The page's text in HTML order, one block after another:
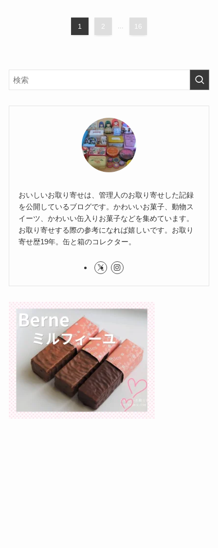
1 2 ... 16
おいしいお取り寄せは、管理人のお取り寄せした記録
を公開しているブログです。かわいいお菓子、動物ス
イーツ、かわいい缶入りお菓子などを集めています。
お取り寄せする際の参考になれば嬉しいです。お取り
寄せ歴19年。缶と箱のコレクター。